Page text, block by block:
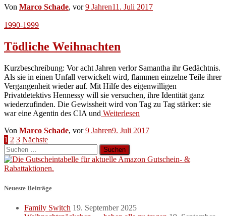
Von Marco Schade, vor9 Jahren11. Juli 2017
1990-1999
Tödliche Weihnachten
Kurzbeschreibung: Vor acht Jahren verlor Samantha ihr Gedächtnis.
Als sie in einen Unfall verwickelt wird, flammen einzelne Teile ihrer
Vergangenheit wieder auf. Mit Hilfe des eigenwilligen
Privatdetektivs Hennessy will sie versuchen, ihre Identität ganz
wiederzufinden. Die Gewissheit wird von Tag zu Tag stärker: sie
war eine Agentin des CIA und Weiterlesen
Von Marco Schade, vor9 Jahren9. Juli 2017
Seitennummerierung
der
Beiträge
1 2 3 Nächste
Suchen
nach:
Neueste Beiträge
Family Switch 19. September 2025